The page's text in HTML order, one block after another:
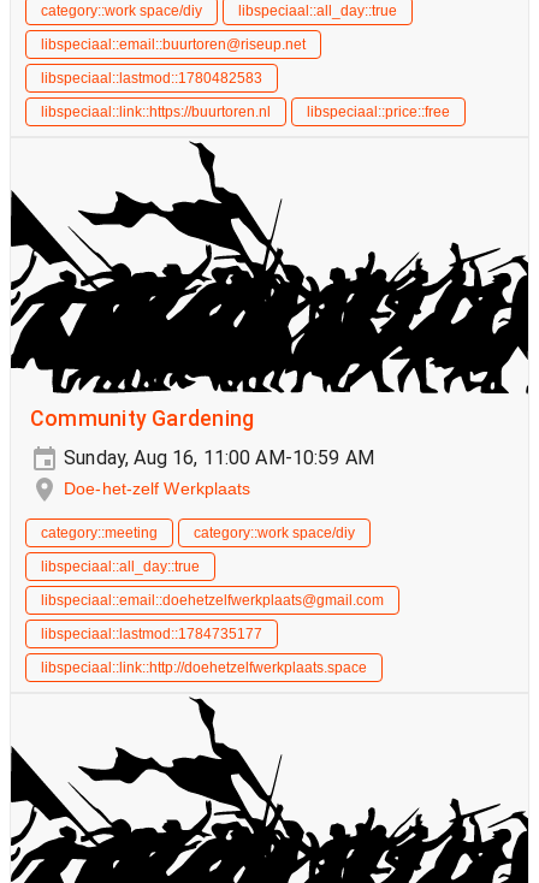
category::work space/diy
libspeciaal::all_day::true
libspeciaal::email::buurtoren@riseup.net
libspeciaal::lastmod::1780482583
libspeciaal::link::https://buurtoren.nl
libspeciaal::price::free
Community Gardening
Sunday, Aug 16, 11:00 AM-10:59 AM
Doe-het-zelf Werkplaats
category::meeting
category::work space/diy
libspeciaal::all_day::true
libspeciaal::email::doehetzelfwerkplaats@gmail.com
libspeciaal::lastmod::1784735177
libspeciaal::link::http://doehetzelfwerkplaats.space